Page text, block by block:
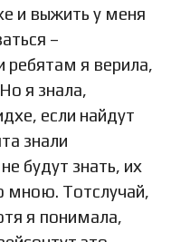
и выжить у меня
–
я верила,
я знала,
если найдут
знали
будут знать, их
мною. Тотслучай,
я понимала,